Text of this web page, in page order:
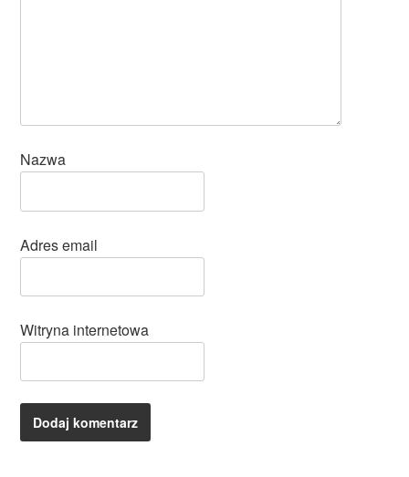
Nazwa
Adres email
Witryna internetowa